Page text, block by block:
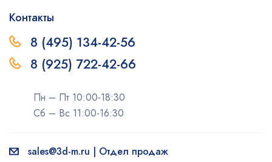
Контакты
8 (495) 134-42-56
8 (925) 722-42-66
Пн – Пт 10:00-18:30
Сб – Вс 11:00-16:30
sales@3d-m.ru | Отдел продаж